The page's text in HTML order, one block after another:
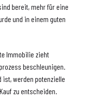
bereit, mehr für eine
und in einem guten
Immobilie zieht
beschleunigen.
ist, werden potenzielle
zu entscheiden.